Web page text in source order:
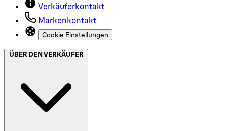
Verkäuferkontakt
Markenkontakt
Cookie Einstellungen
ÜBER DEN VERKÄUFER